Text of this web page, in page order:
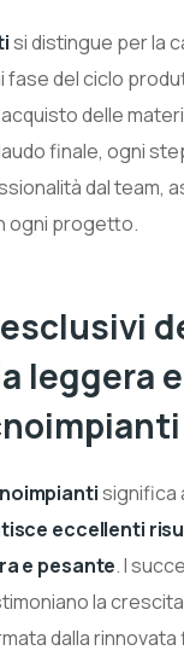
si distingue per la
del ciclo
delle
finale, ogni
dal team,
ogni progetto.
leggera
significa
eccellenti
e pesante. I
la
dalla rinnovata